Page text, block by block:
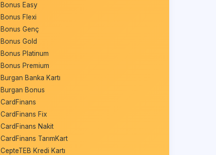
Bonus Easy
Bonus Flexi
Bonus Genç
Bonus Gold
Bonus Platinum
Bonus Premium
Burgan Banka Kartı
Burgan Bonus
CardFinans
CardFinans Fix
CardFinans Nakit
CardFinans TarımKart
CepteTEB Kredi Kartı